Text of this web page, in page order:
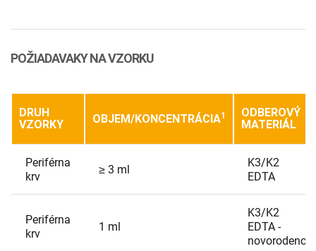
POŽIADAVAKY NA VZORKU
DRUH
VZORKY
OBJEM/KONCENTRÁCIA1
ODBEROVÝ
MATERIÁL
Periférna
krv
≥ 3 ml
K3/K2
EDTA
Periférna
krv
1 ml
K3/K2
EDTA -
novorodenci